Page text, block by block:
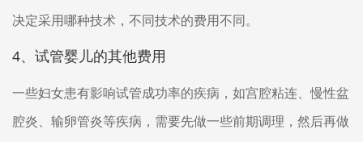
决定采用哪种技术，不同技术的费用不同。
4、试管婴儿的其他费用
一些妇女患有影响试管成功率的疾病，如宫腔粘连、慢性盆
腔炎、输卵管炎等疾病，需要先做一些前期调理，然后再做